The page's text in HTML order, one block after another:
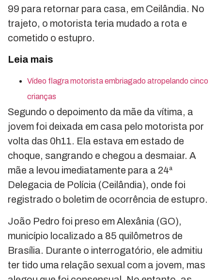
99 para retornar para casa, em Ceilândia. No
trajeto, o motorista teria mudado a rota e
cometido o estupro.
Leia mais
Vídeo flagra motorista embriagado atropelando cinco
crianças
Segundo o depoimento da mãe da vítima, a
jovem foi deixada em casa pelo motorista por
volta das 0h11. Ela estava em estado de
choque, sangrando e chegou a desmaiar. A
mãe a levou imediatamente para a 24ª
Delegacia de Polícia (Ceilândia), onde foi
registrado o boletim de ocorrência de estupro.
João Pedro foi preso em Alexânia (GO),
município localizado a 85 quilômetros de
Brasília. Durante o interrogatório, ele admitiu
ter tido uma relação sexual com a jovem, mas